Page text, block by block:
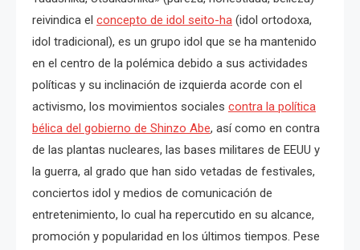
reivindica el concepto de idol seito-ha (idol ortodoxa,
idol tradicional), es un grupo idol que se ha mantenido
en el centro de la polémica debido a sus actividades
políticas y su inclinación de izquierda acorde con el
activismo, los movimientos sociales contra la política
bélica del gobierno de Shinzo Abe, así como en contra
de las plantas nucleares, las bases militares de EEUU y
la guerra, al grado que han sido vetadas de festivales,
conciertos idol y medios de comunicación de
entretenimiento, lo cual ha repercutido en su alcance,
promoción y popularidad en los últimos tiempos. Pese